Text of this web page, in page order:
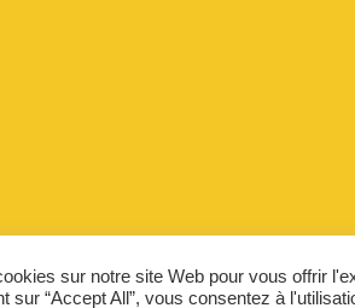
sur notre site Web pour vous offrir
sur “Accept All”, vous consentez à